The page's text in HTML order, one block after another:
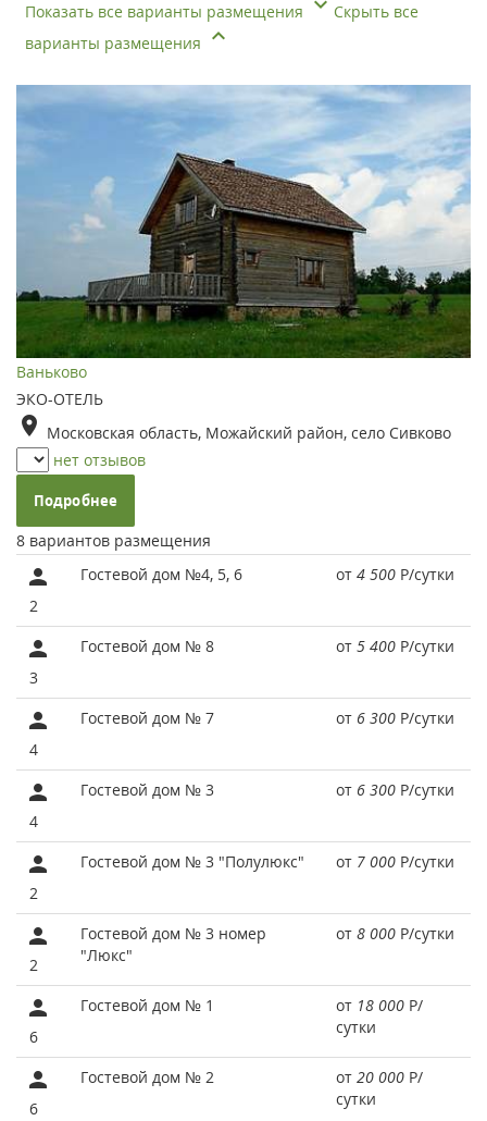
Показать все варианты размещения
Скрыть все
варианты размещения
Ваньково
ЭКО-ОТЕЛЬ
Московская область, Можайский район, село Сивково
нет отзывов
Подробнее
8 вариантов размещения
2
Гостевой дом №4, 5, 6 от 4 500 Р/сутки
3
Гостевой дом № 8 от 5 400 Р/сутки
4
Гостевой дом № 7 от 6 300 Р/сутки
4
Гостевой дом № 3 от 6 300 Р/сутки
2
Гостевой дом № 3 "Полулюкс" от 7 000 Р/сутки
2
Гостевой дом № 3 номер
"Люкс"
от 8 000 Р/сутки
6
Гостевой дом № 1 от 18 000 Р/
сутки
6
Гостевой дом № 2 от 20 000 Р/
сутки